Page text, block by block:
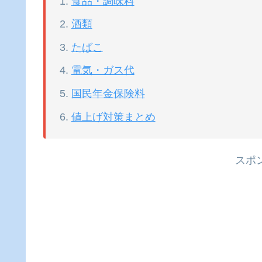
酒類
たばこ
電気・ガス代
国民年金保険料
値上げ対策まとめ
スポ